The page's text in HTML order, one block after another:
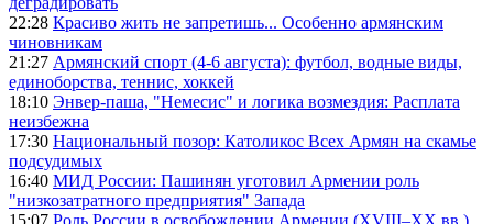
22:28 Красиво жить не запретишь... Особенно армянским
чиновникам
21:27 Армянский спорт (4-6 августа): футбол, водные виды,
единоборства, теннис, хоккей
18:10 Энвер-паша, "Немесис" и логика возмездия: Расплата
неизбежна
17:30 Национальный позор: Католикос Всех Армян на скамье
подсудимых
16:40 МИД России: Пашинян уготовил Армении роль
"низкозатратного предприятия" Запада